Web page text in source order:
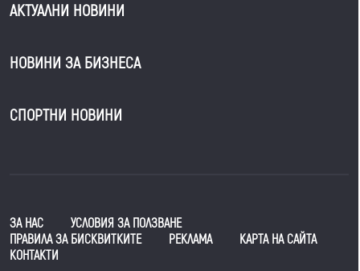
АКТУАЛНИ НОВИНИ
НОВИНИ ЗА БИЗНЕСА
СПОРТНИ НОВИНИ
ЗА НАС
УСЛОВИЯ ЗА ПОЛЗВАНЕ
ПРАВИЛА ЗА БИСКВИТКИТЕ
РЕКЛАМА
КАРТА НА САЙТА
КОНТАКТИ